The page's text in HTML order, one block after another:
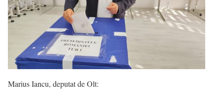
Marius Iancu, deputat de Olt: